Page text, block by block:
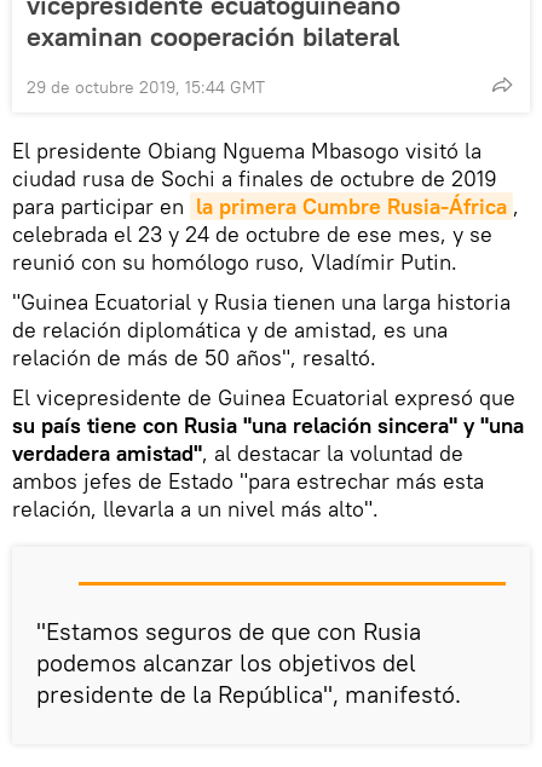
examinan cooperación bilateral
29 de octubre 2019, 15:44 GMT
El presidente Obiang Nguema Mbasogo visitó la
ciudad rusa de Sochi a finales de octubre de 2019
para participar en la primera Cumbre Rusia-África ,
celebrada el 23 y 24 de octubre de ese mes, y se
reunió con su homólogo ruso, Vladímir Putin.
"Guinea Ecuatorial y Rusia tienen una larga historia
de relación diplomática y de amistad, es una
relación de más de 50 años", resaltó.
El vicepresidente de Guinea Ecuatorial expresó que
su país tiene con Rusia "una relación sincera" y "una
verdadera amistad", al destacar la voluntad de
ambos jefes de Estado "para estrechar más esta
relación, llevarla a un nivel más alto".
"Estamos seguros de que con Rusia
podemos alcanzar los objetivos del
presidente de la República", manifestó.